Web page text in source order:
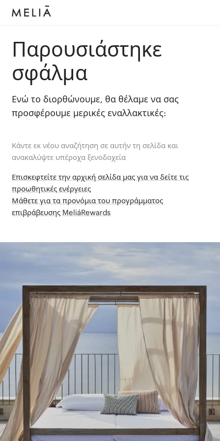
Παρουσιάστηκε
σφάλμα
Ενώ το διορθώνουμε, θα θέλαμε να σας
προσφέρουμε μερικές εναλλακτικές:
Κάντε εκ νέου αναζήτηση σε αυτήν τη σελίδα και
ανακαλύψτε υπέροχα ξενοδοχεία
Επισκεφτείτε την αρχική σελίδα μας για να δείτε τις
προωθητικές ενέργειες
Μάθετε για τα προνόμια του προγράμματος
επιβράβευσης MeliáRewards